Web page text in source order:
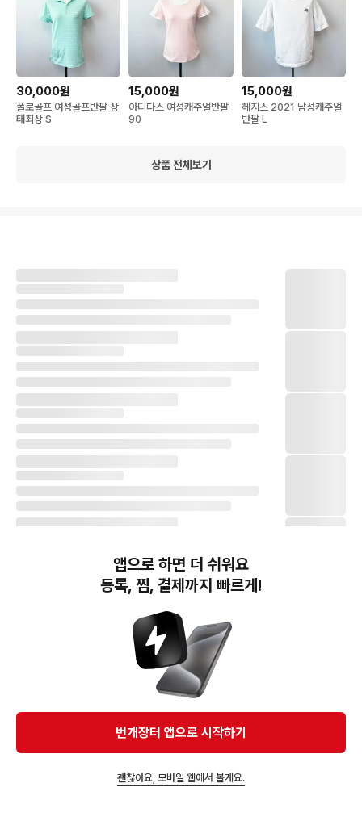
앱에서 구매하기
30,000원
폴로골프 여성골프반팔 상
태최상 S
15,000원
아디다스 여성캐주얼반팔
90
15,000원
헤지스 2021 남성캐주얼
반팔 L
상품 전체보기
번개장터(주) 사업자정보, 이용약관 및 기타 법적고지
번개장터㈜는 통신판매중개자이며, 통신판매의 당사자가 아닙니다. 전자상거래 등에서의
소비자보호에 관한 법률 등 관련 법령 및 번개장터㈜의 약관에 따라 상품, 상품정보, 거래에 관한 책임은
개별 판매자에게 귀속하고, 번개장터㈜는 원칙적으로 회원간 거래에 대하여 책임을 지지 않습니다.
다만, 번개장터㈜가 직접 판매하는 상품에 대한 책임은 번개장터㈜에게 귀속합니다.
APP 다운로드
앱으로 하면 더 쉬워요
등록, 찜, 결제까지 빠르게!
번개장터 앱으로 시작하기
괜찮아요, 모바일 웹에서 볼게요.